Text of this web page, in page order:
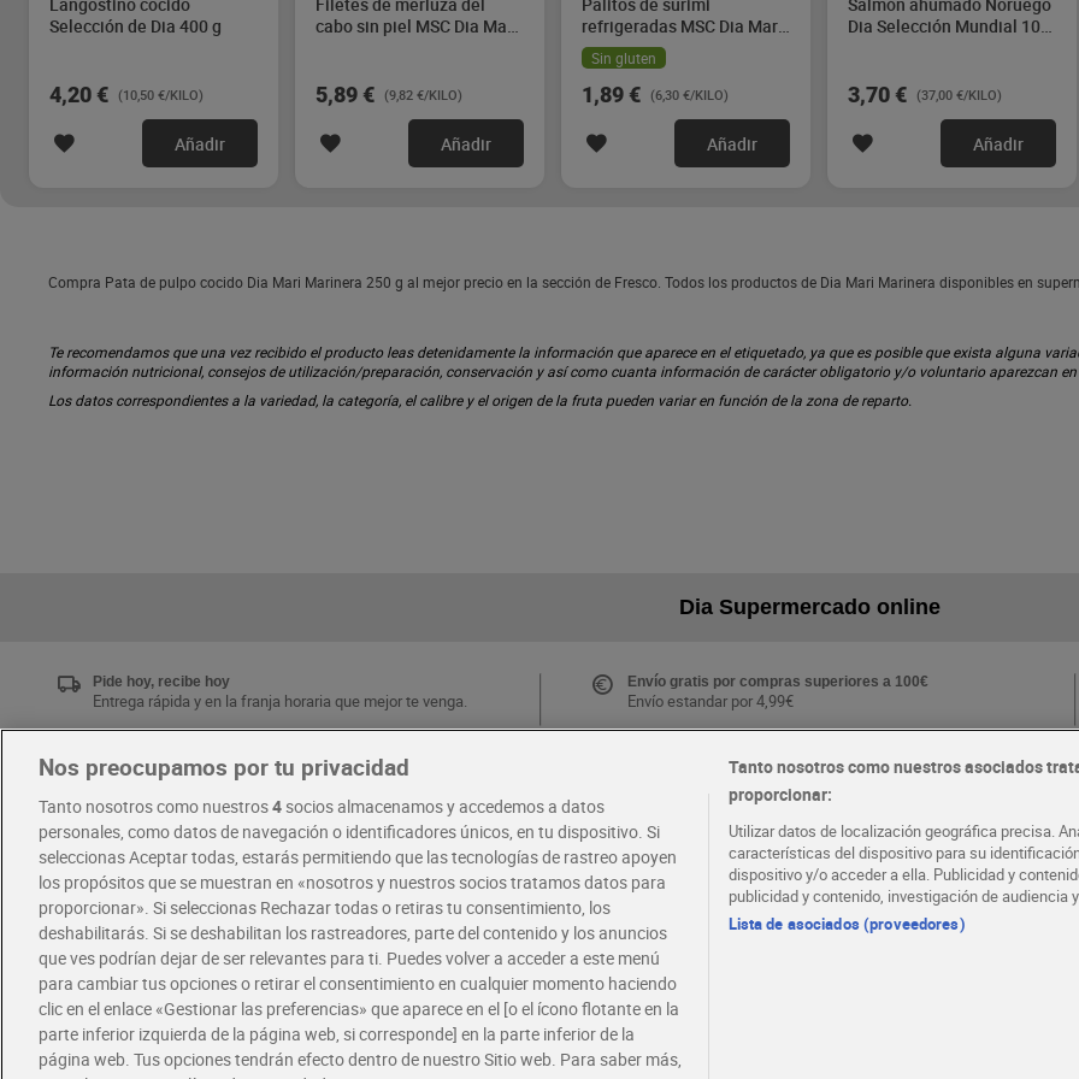
Selección de Dia 400 g
4,20 € (10,50 €/KILO)
Añadir
cabo sin piel MSC Dia Mari
5,89 € (9,82 €/KILO)
Añadir
refrigeradas MSC Dia Mari
Marinera 300 g
Sin gluten
1,89 € (6,30 €/KILO)
Añadir
Dia Selección Mundial 100
3,70 € (37,00 €/KILO)
Añadir
Compra Pata de pulpo cocido Dia Mari Marinera 250 g al mejor precio en la sección de Fresco. Todos los productos de Dia Mari Marinera disponibles en
Te recomendamos que una vez recibido el producto leas detenidamente la información que aparece en el etiquetado, ya que es posible que exista alguna
información nutricional, consejos de utilización/preparación, conservación y así como cuanta información de carácter obligatorio y/o voluntario aparezcan en
Los datos correspondientes a la variedad, la categoría, el calibre y el origen de la fruta pueden variar en función de la zona de reparto.
Dia Supermercado online
Pide hoy, recibe hoy
Entrega rápida y en la franja horaria que mejor te venga.
Envío gratis por compras superiores a 100€
Envío estandar por 4,99€
Disfruta las ventajas y ofertas exclusivas.
Descárgate la APP Dia
Folletos y Tiendas
cercana
RECETAS · COMER MEJOR CADA DIA · EMPLEO
Nos preocupamos por tu privacidad
Tanto nosotros como nuestros4socios almacenamos y accedemos a datos
personales, como datos de navegación o identificadores únicos, en tu dispositivo. Si
seleccionas Aceptar todas, estarás permitiendo que las tecnologías de rastreo apoyen
los propósitos que se muestran en «nosotros y nuestros socios tratamos datos para
proporcionar». Si seleccionas Rechazar todas o retiras tu consentimiento, los
deshabilitarás. Si se deshabilitan los rastreadores, parte del contenido y los anuncios
que ves podrían dejar de ser relevantes para ti. Puedes volver a acceder a este menú
para cambiar tus opciones o retirar el consentimiento en cualquier momento haciendo
clic en el enlace «Gestionar las preferencias» que aparece en el [o el ícono flotante en la
parte inferior izquierda de la página web, si corresponde] en la parte inferior de la
página web. Tus opciones tendrán efecto dentro de nuestro Sitio web. Para saber más,
Tanto nosotros como nuestros asociados
proporcionar:
Utilizar datos de localización geográfica precisa.
características del dispositivo para su
dispositivo y/o acceder a ella. Publicidad y
publicidad y contenido, investigación de audiencia
Lista de asociados (proveedores)